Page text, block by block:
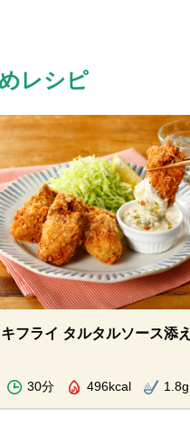
レシピ
フライ タルタルソース添え
30分 496kcal 1.8g